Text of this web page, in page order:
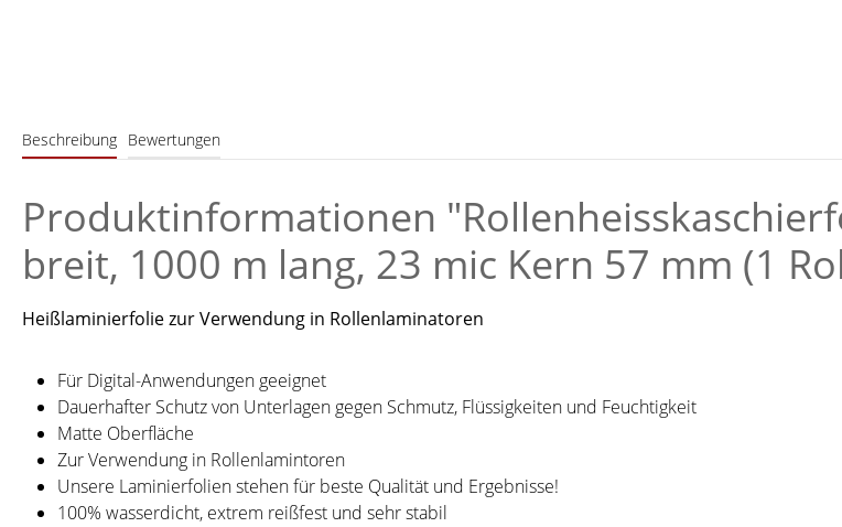
Beschreibung Bewertungen
Produktinformationen
breit, 1000 m lang, 23 mic Kern 57 mm (1
Heißlaminierfolie zur Verwendung in Rollenlaminatoren
Für Digital-Anwendungen geeignet
Dauerhafter Schutz von Unterlagen gegen Schmutz, Flüssigkeiten und Feuchtigkeit
Matte Oberfläche
Zur Verwendung in Rollenlamintoren
Unsere Laminierfolien stehen für beste Qualität und Ergebnisse!
100% wasserdicht, extrem reißfest und sehr stabil